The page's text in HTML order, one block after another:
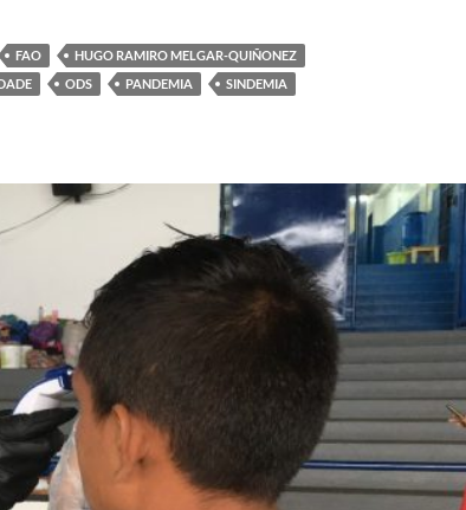
FAO
HUGO RAMIRO MELGAR-QUIÑONEZ
ODS PANDEMIA
SINDEMIA